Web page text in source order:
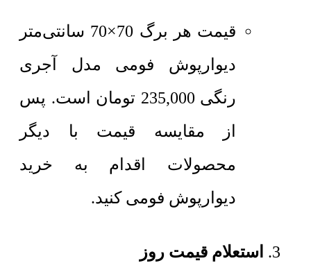
قیمت هر برگ 70×70 سانتی‌متر
دیوارپوش فومی مدل آجری
رنگی 235,000 تومان است. پس
از مقایسه قیمت با دیگر
محصولات اقدام به خرید
دیوارپوش فومی کنید.
استعلام قیمت روز